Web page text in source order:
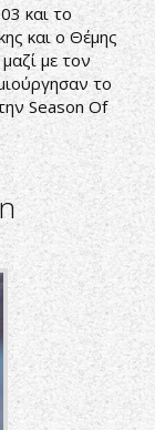
και το
και ο Θέμης
με τον
το
Season Of